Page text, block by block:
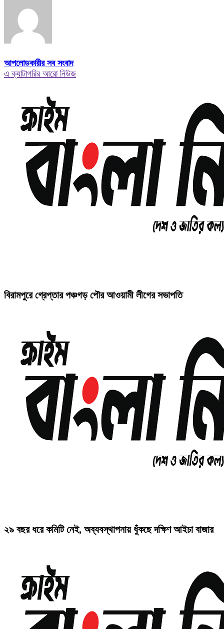
আপলোডকারীর সব সংবাদ
এ ক্যাটাগরির আরো নিউজ
বিরামপুরে গ্রেপ্তার পঞ্চগড় পৌর আওয়ামী লীগের সভাপতি
২৯ বছর ধরে কমিটি নেই, অব্যবস্থাপনায় ধুঁকছে দক্ষিণ আইচা বাজার